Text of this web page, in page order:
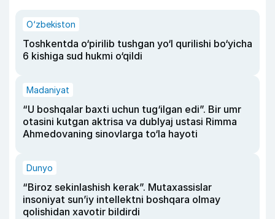
O‘zbekiston
Toshkentda o‘pirilib tushgan yo‘l qurilishi bo‘yicha
6 kishiga sud hukmi o‘qildi
Madaniyat
“U boshqalar baxti uchun tug‘ilgan edi”. Bir umr
otasini kutgan aktrisa va dublyaj ustasi Rimma
Ahmedovaning sinovlarga to‘la hayoti
Dunyo
“Biroz sekinlashish kerak”. Mutaxassislar
insoniyat sun’iy intellektni boshqara olmay
qolishidan xavotir bildirdi